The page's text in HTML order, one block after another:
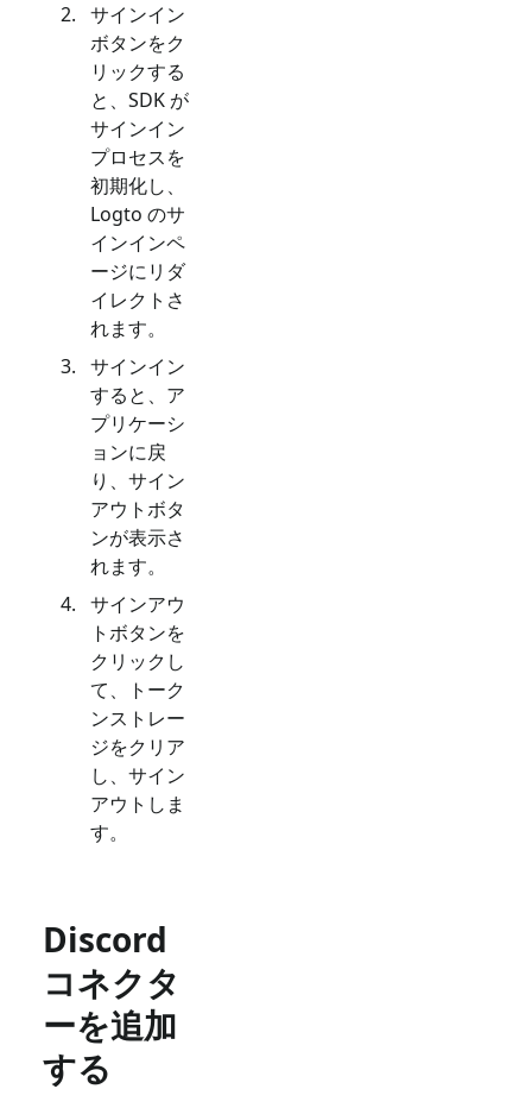
サインイン
ボタンをク
リックする
と、SDK が
サインイン
プロセスを
初期化し、
Logto のサ
インインペ
ージにリダ
イレクトさ
れます。
サインイン
すると、ア
プリケーシ
ョンに戻
り、サイン
アウトボタ
ンが表示さ
れます。
サインアウ
トボタンを
クリックし
て、トーク
ンストレー
ジをクリア
し、サイン
アウトしま
す。
Discord
コネクタ
ーを追加
する